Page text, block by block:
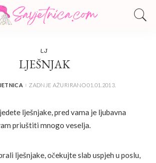
LJ
LJEŠNJAK
ZADNJE AŽURIRANO 01.01.2013.
lješnjake, pred vama je ljubavna
priuštiti mnogo veselja.
lješnjake, očekujte slab uspjeh u poslu,